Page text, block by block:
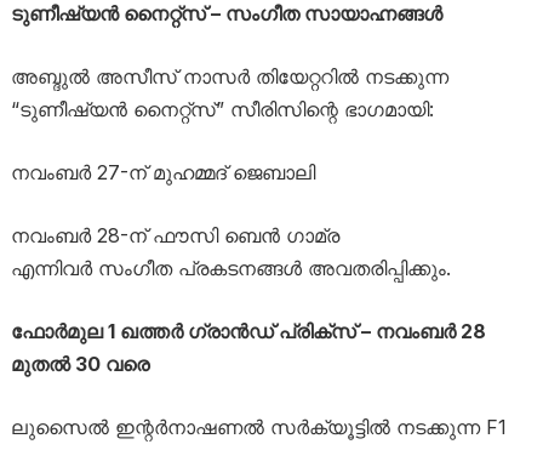
ടുണീഷ്യൻ നൈറ്റ്സ് – സംഗീത സായാഹ്നങ്ങൾ
അബ്ദുൽ അസീസ് നാസർ തിയേറ്ററിൽ നടക്കുന്ന
“ടുണീഷ്യൻ നൈറ്റ്സ്” സീരിസിന്റെ ഭാഗമായി:
നവംബർ 27-ന് മുഹമ്മദ് ജെബാലി
നവംബർ 28-ന് ഫൗസി ബെൻ ഗാമ്ര
എന്നിവർ സംഗീത പ്രകടനങ്ങൾ അവതരിപ്പിക്കും.
ഫോർമുല 1 ഖത്തർ ഗ്രാൻഡ് പ്രിക്സ് – നവംബർ 28
മുതൽ 30 വരെ
ലുസൈൽ ഇന്റർനാഷണൽ സർക്യൂട്ടിൽ നടക്കുന്ന F1